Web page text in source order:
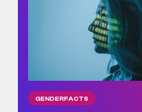
GENDERFACTS